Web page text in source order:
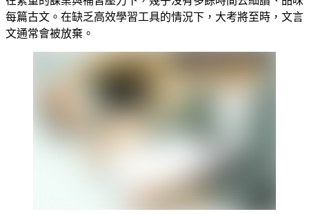
每篇古文。在缺乏高效學習工具的情況下，大考將至時，文言
文通常會被放棄。